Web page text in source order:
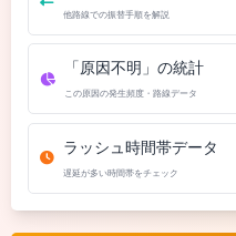
他路線での振替手順を解説
「原因不明」の統計
この原因の発生頻度・路線データ
ラッシュ時間帯データ
遅延が多い時間帯をチェック